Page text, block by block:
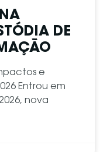
DE
e
Entrou em
nova